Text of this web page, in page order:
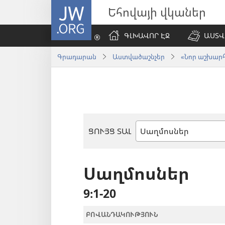
JW.ORG Եհովայի վկաներ
ԳԼԽԱՎՈՐ ԷՋ
Գրադարան Աստվածաշնչեր «Նոր
ՑՈՒՅՑ ՏԱԼ
Աստվածաշնչյան
Սաղմոսներ
9։1-20
ԲՈՎԱՆԴԱԿՈՒԹՅՈՒՆ